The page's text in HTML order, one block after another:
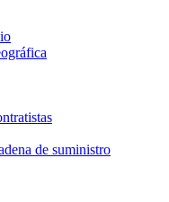
de suministro